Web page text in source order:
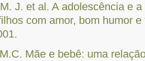
J. et al. A adolescência e
com amor, bom humor
Mãe e bebê: uma